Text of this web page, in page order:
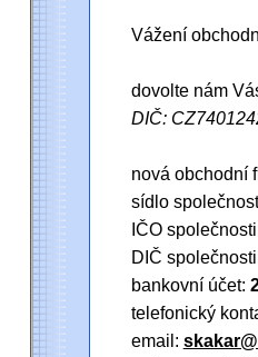
Vážení
dovolte nám
DIČ:
nová obchodní
sídlo
IČO
DIČ
bankovní účet:
telefonický
email: